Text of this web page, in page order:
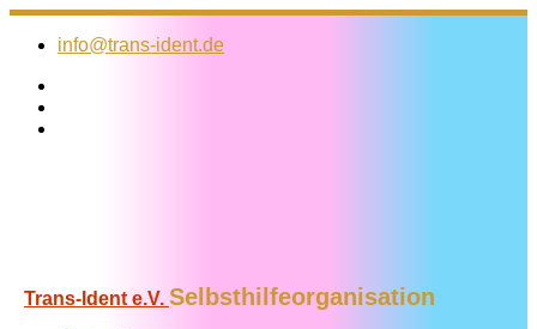
Zum
Inhalt
info@trans-ident.de
Trans-Ident e.V. Selbsthilfeorganisation